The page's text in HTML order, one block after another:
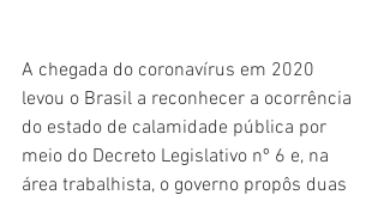
A chegada do coronavírus em 2020
levou o Brasil a reconhecer a ocorrência
do estado de calamidade pública por
meio do Decreto Legislativo nº 6 e, na
área trabalhista, o governo propôs duas